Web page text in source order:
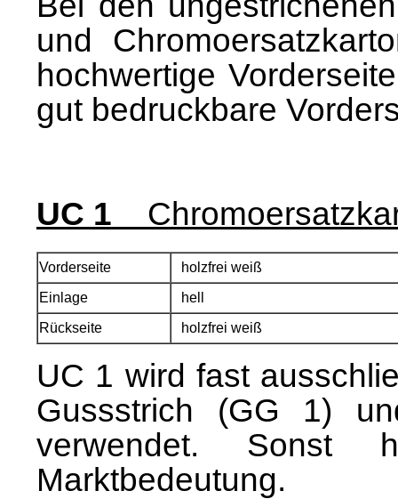
und
hochwertige
gut bedruckbare
UC 1
Vorderseite
holzfrei weiß
Einlage
hell
Rückseite
holzfrei weiß
UC 1 wird fast
Gussstrich (GG 1)
verwendet.
Sonst
Marktbedeutung.